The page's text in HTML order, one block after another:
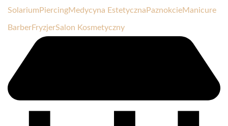
Solarium PiercingMedycyna Estetyczna PaznokcieManicure
BarberFryzjerSalon Kosmetyczny